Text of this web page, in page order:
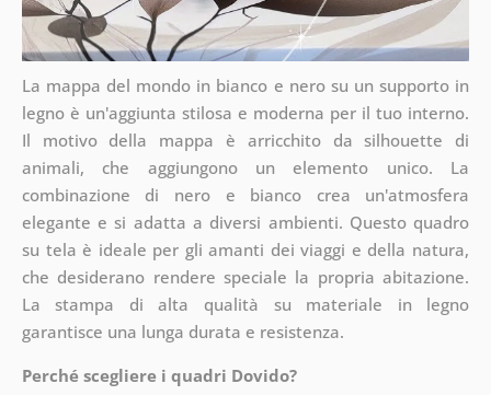
La mappa del mondo in bianco e nero su un supporto in
legno è un'aggiunta stilosa e moderna per il tuo interno.
Il motivo della mappa è arricchito da silhouette di
animali, che aggiungono un elemento unico. La
combinazione di nero e bianco crea un'atmosfera
elegante e si adatta a diversi ambienti. Questo quadro
su tela è ideale per gli amanti dei viaggi e della natura,
che desiderano rendere speciale la propria abitazione.
La stampa di alta qualità su materiale in legno
garantisce una lunga durata e resistenza.
Perché scegliere i quadri Dovido?